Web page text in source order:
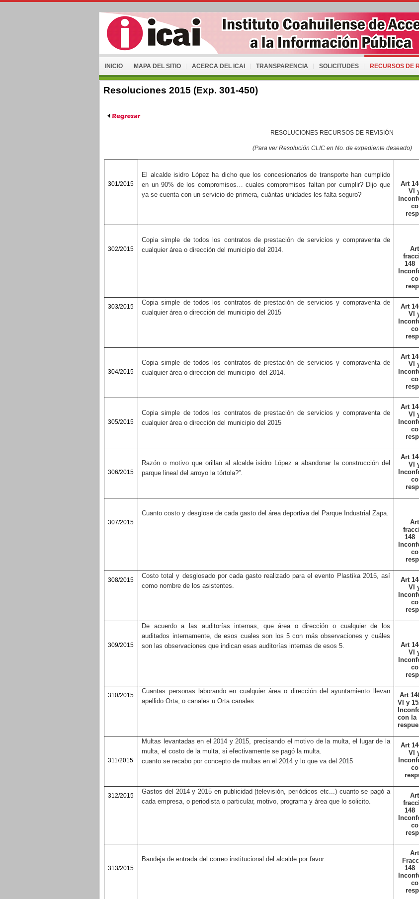
INICIO MAPA DEL SITIO ACERCA DEL ICAI TRANSPARENCIA SOLICITUDES RECURSOS DE
Resoluciones 2015 (Exp. 301-450)
RESOLUCIONES RECURSOS DE REVISIÓN
(Para ver Resolución CLIC en No. de expediente deseado)
301/2015
El alcalde isidro López ha dicho que los concesionarios de transporte han cumplido
en un 90% de los compromisos… cuales compromisos faltan por cumplir? Dijo que
ya se cuenta con un servicio de primera, cuántas unidades les falta seguro?
Art
VI
302/2015
Copia simple de todos los contratos de prestación de servicios y compraventa de
cualquier área o dirección del municipio del 2014.
148
303/2015
Copia simple de todos los contratos de prestación de servicios y compraventa de
cualquier área o dirección del municipio del 2015
Art
VI
304/2015
Copia simple de todos los contratos de prestación de servicios y compraventa de
cualquier área o dirección del municipio del 2014.
Art
VI
305/2015
Copia simple de todos los contratos de prestación de servicios y compraventa de
cualquier área o dirección del municipio del 2015
Art
VI
306/2015
Razón o motivo que orillan al alcalde isidro López a abandonar la construcción del
parque lineal del arroyo la tórtola?”.
Art
VI
307/2015
Cuanto costo y desglose de cada gasto del área deportiva del Parque Industrial Zapa.
148
308/2015
Costo total y desglosado por cada gasto realizado para el evento Plastika 2015, así
como nombre de los asistentes.
Art
VI
309/2015
De acuerdo a las auditorías internas, que área o dirección o cualquier de los
auditados internamente, de esos cuales son los 5 con más observaciones y cuáles
son las observaciones que indican esas auditorías internas de esos 5.
Art
VI
310/2015
Cuantas personas laborando en cualquier área o dirección del ayuntamiento llevan
apellido Orta, o canales u Orta canales
Art
VI y
con la
311/2015
Multas levantadas en el 2014 y 2015, precisando el motivo de la multa, el lugar de la
multa, el costo de la multa, si efectivamente se pagó la multa.
cuanto se recabo por concepto de multas en el 2014 y lo que va del 2015
Art
VI
312/2015
Gastos del 2014 y 2015 en publicidad (televisión, periódicos etc...) cuanto se pagó a
cada empresa, o periodista o particular, motivo, programa y área que lo solicito.
148
313/2015
Bandeja de entrada del correo institucional del alcalde por favor.
148